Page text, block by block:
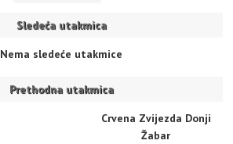
Sledeća utakmica
Nema sledeće utakmice
Prethodna utakmica
Crvena Zvijezda Donji
Žabar